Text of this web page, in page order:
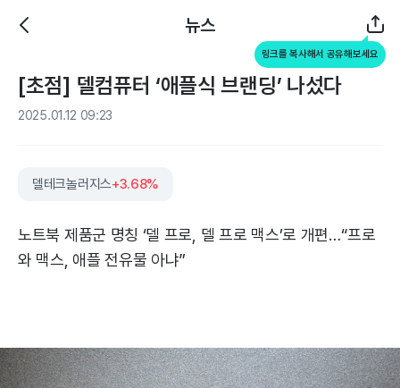
뉴스
링크를 복사해서 공유해보세요
[초점] 델컴퓨터 ‘애플식 브랜딩’ 나섰다
2025.01.12 09:23
델테크놀러지스+3.68%
노트북 제품군 명칭 ‘델 프로, 델 프로 맥스’로 개편…“프로
와 맥스, 애플 전유물 아냐”